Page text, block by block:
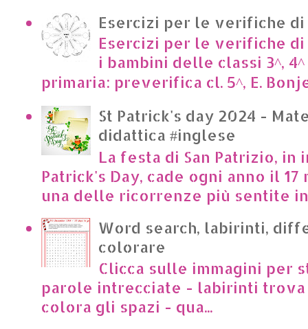
Esercizi per le verifiche
Esercizi per le verifiche
i bambini delle classi 3^,
primaria: preverifica cl. 5^, E.
St Patrick's day 2024 -
didattica #inglese
La festa di San Patrizio, in
Patrick's Day, cade ogni anno il 17
una delle ricorrenze più sentite in
Word search, labirinti,
colorare
Clicca sulle immagini per
parole intrecciate - labirinti
colora gli spazi - qua...